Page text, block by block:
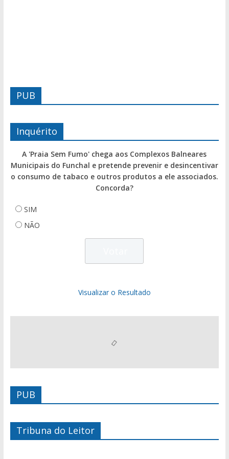
PUB
Inquérito
A 'Praia Sem Fumo' chega aos Complexos Balneares
Municipais do Funchal e pretende prevenir e desincentivar
o consumo de tabaco e outros produtos a ele associados.
Concorda?
SIM
NÃO
Visualizar o Resultado
PUB
Tribuna do Leitor